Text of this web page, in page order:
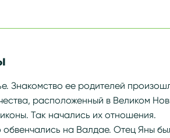
Знакомство ее родителей
расположенный в Великом
Так начались их отношения.
на Валдае. Отец Яны